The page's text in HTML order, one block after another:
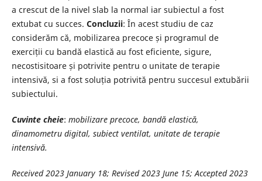
a crescut de la nivel slab la normal iar subiectul a fost
extubat cu succes. Concluzii: În acest studiu de caz
considerăm că, mobilizarea precoce și programul de
exerciții cu bandă elastică au fost eficiente, sigure,
necostisitoare și potrivite pentru o unitate de terapie
intensivă, si a fost soluția potrivită pentru succesul extubării
subiectului.
Cuvinte cheie: mobilizare precoce, bandă elastică,
dinamometru digital, subiect ventilat, unitate de terapie
intensivă.
Received 2023 January 18; Revised 2023 June 15; Accepted 2023